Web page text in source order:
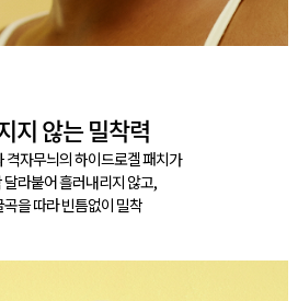
지 않는 밀착력
격자무늬의 하이드로겔 패치가
달라붙어 흘러내리지 않고,
곡을 따라 빈틈없이 밀착